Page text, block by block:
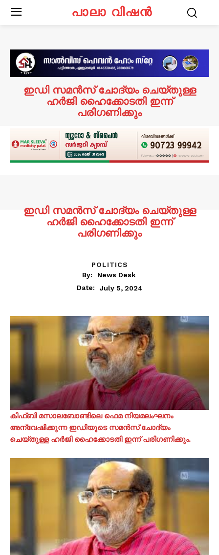
പാലാ വിഷൻ
ഇഡി സമൻസ് ചോദ്യം ചെയ്‌തുള്ള
ഹർജി ഹൈക്കോടതി ഇന്ന്
പരിഗണിക്കും
ഇഡി സമൻസ് ചോദ്യം ചെയ്‌തുള്ള
ഹർജി ഹൈക്കോടതി ഇന്ന്
പരിഗണിക്കും
POLITICS
By:
News Desk
Date:
July 5, 2024
കിഫ്ബി മസാലബോണ്ടിലെ ഫെമ നിയമലംഘനം
അന്വേഷിക്കുന്ന ഇഡിയുടെ സമൻസ് ചോദ്യം
ചെയ്‌തുള്ള ഹർജി ഹൈക്കോടതി ഇന്ന് പരിഗണിക്കും.